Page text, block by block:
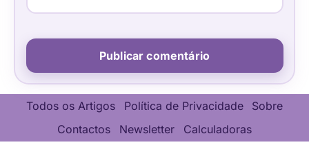
Todos os Artigos Política de Privacidade
Sobre
Contactos
Newsletter Calculadoras